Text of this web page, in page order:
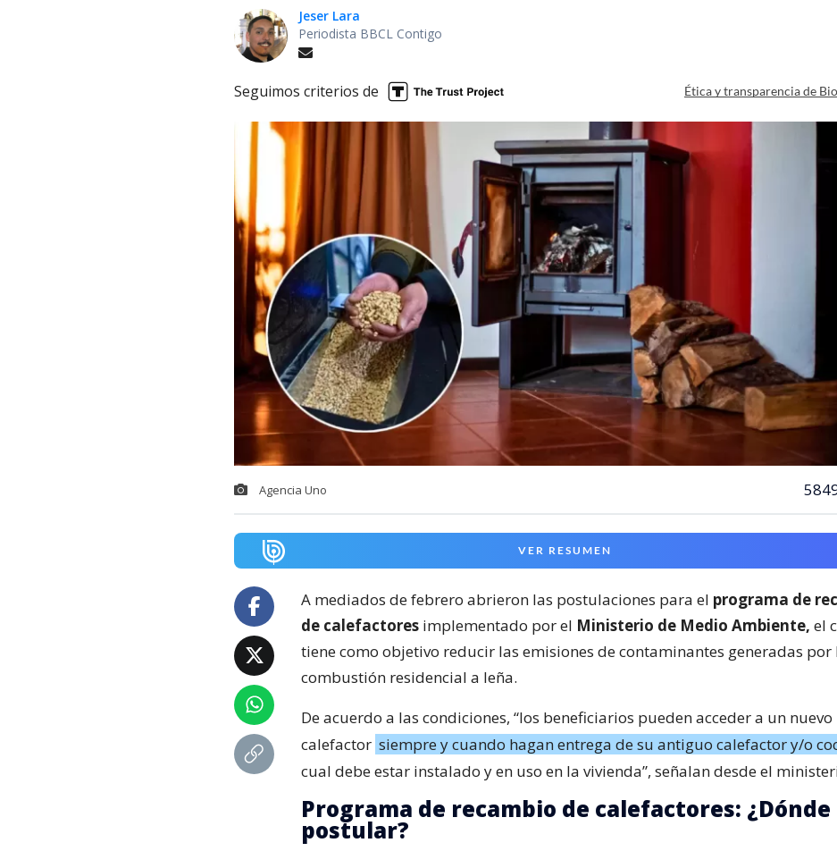
Jeser Lara
Periodista BBCL Contigo
Seguimos criterios de Ética y transparencia de
Agencia Uno
VER RESUMEN
A mediados de febrero abrieron las postulaciones para el programa de
de calefactores implementado por el Ministerio de Medio Ambiente, el
tiene como objetivo reducir las emisiones de contaminantes generadas por
combustión residencial a leña.
De acuerdo a las condiciones, “los beneficiarios pueden acceder a un nuevo
calefactor siempre y cuando hagan entrega de su antiguo calefactor y/o
cual debe estar instalado y en uso en la vivienda”, señalan desde el
Programa de recambio de calefactores: ¿Dónde
postular?